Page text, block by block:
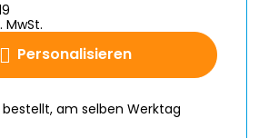
Personalisieren
MwSt.
bestellt, am selben Werktag